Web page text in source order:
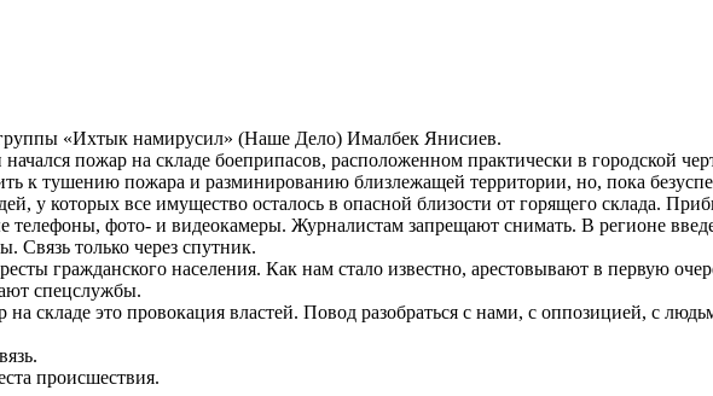
«Ихтык намирусил» (Наше Дело) Ималбек Янисиев.
пожар на складе боеприпасов, расположенном практически в городской
к тушению пожара и разминированию близлежащей территории, но, пока
у которых все имущество осталось в опасной близости от горящего склада.
телефоны, фото- и видеокамеры. Журналистам запрещают снимать. В регионе
Связь только через спутник.
гражданского населения. Как нам стало известно, арестовывают в первую
спецслужбы.
это провокация властей. Повод разобраться с нами, с оппозицией, с
происшествия.